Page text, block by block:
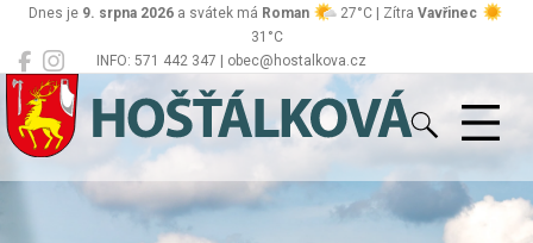
INFO: 571 442 347 | obec@hostalkova.cz
Dnes je 9. srpna 2026 a svátek má Roman 27°C | Zítra Vavřinec
31°C
Hošťálková